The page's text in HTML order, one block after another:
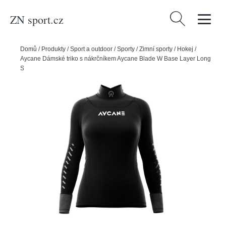
ZN sport.cz Vyhledávání
Domů / Produkty /Sport a outdoor /Sporty /Zimní sporty / Hokej /
Aycane Dámské triko s nákrčníkem Aycane Blade W Base Layer Long
Sleeve Sleeve SR, Senior, XS